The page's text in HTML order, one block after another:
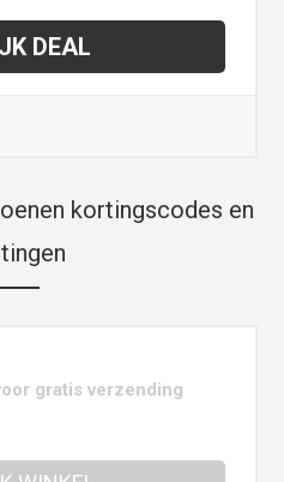
DEAL
kortingscodes en
gratis verzending